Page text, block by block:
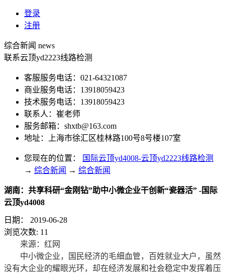
登录
注册
综合新闻 news
联系云顶yd2223线路检测
客服服务电话：021-64321087
商业服务电话：13918059423
技术服务电话：13918059423
联系人：崔老师
服务邮箱： shxtb@163.com
地址：上海市徐汇区桂林路100号8号楼107室
您现在的位置：
国际云顶yd4008-云顶yd2223线路检测
→ 综合新闻 → 综合新闻
湖南：共享科研“金刚钻”助中小微企业干创新“瓷器活” -国际
云顶yd4008
日期：
2019-06-28
浏览次数: 11
来源：红网
中小微企业，国民经济的毛细血管，百姓就业大户，虽然
没有大企业的耀眼光环，却在经济发展和社会稳定中发挥着压